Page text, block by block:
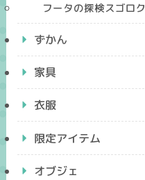
フータの探検スゴロク
ずかん
家具
衣服
限定アイテム
オブジェ